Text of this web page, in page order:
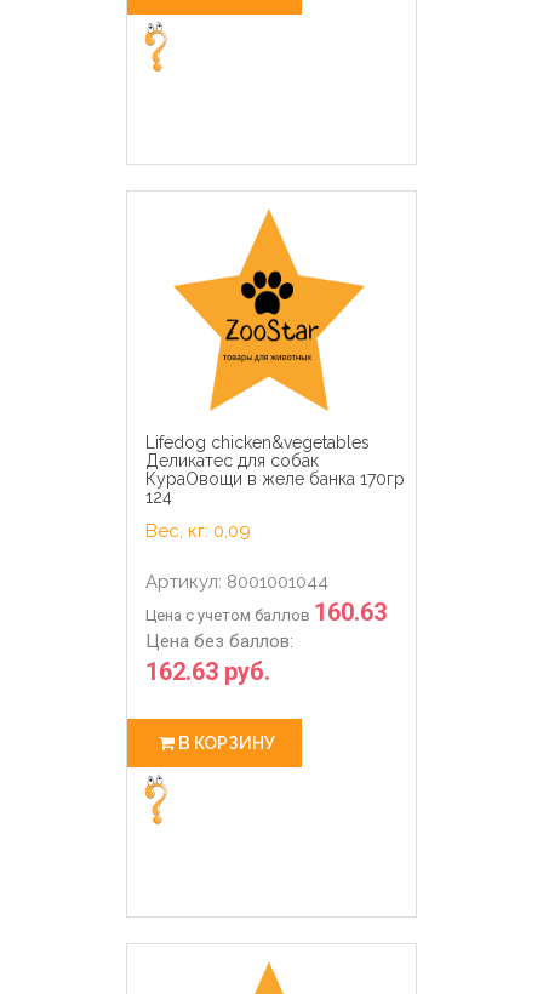
Lifedog chicken&vegetables
Деликатес для собак
КураОвощи в желе банка 170гр
124
Вес, кг: 0,09
Артикул: 8001001044
Цена с учетом баллов 160.63
Цена без баллов:
162.63 руб.
В КОРЗИНУ